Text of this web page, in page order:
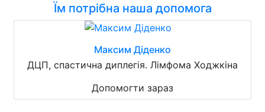
Їм потрібна наша допомога
Максим Діденко
ДЦП, спастична диплегія. Лімфома Ходжкіна
Допомогти зараз